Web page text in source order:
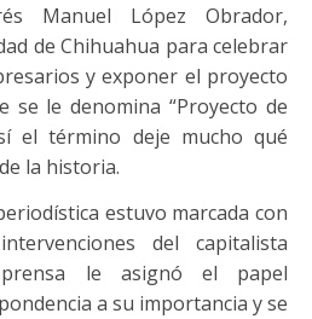
Manuel López Obrador,
de Chihuahua para celebrar
y exponer el proyecto
se le denomina “Proyecto de
el término deje mucho qué
la historia.
estuvo marcada con
del capitalista
le asignó el papel
a su importancia y se